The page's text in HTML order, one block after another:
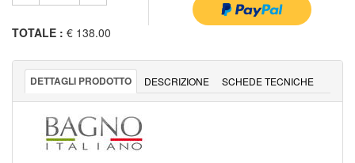
TOTALE : € 138.00
DETTAGLI PRODOTTO DESCRIZIONE SCHEDE TECNICHE